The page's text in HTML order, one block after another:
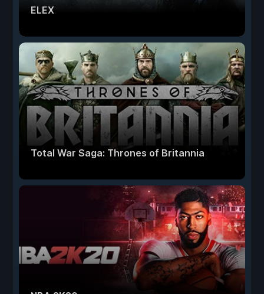
ELEX
Total War Saga: Thrones of Britannia